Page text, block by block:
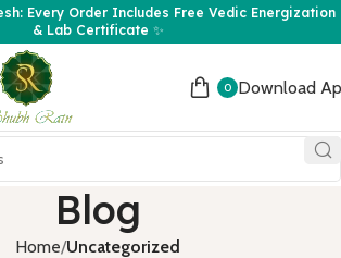
Every Order Includes Free Vedic Energization
& Lab Certificate ✨
0 Download
Blog
Home Uncategorized